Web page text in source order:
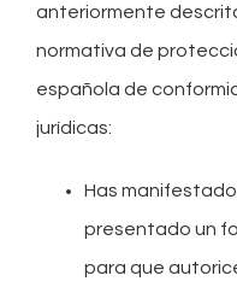
anteriormente
normativa de
española de
jurídicas:
Has
presentado un
para que